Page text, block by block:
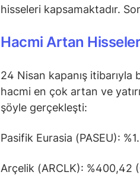
hisseleri kapsamaktadır.
Hacmi Artan Hisseler
24 Nisan kapanış itibarıyla
hacmi en çok artan ve
şöyle gerçekleşti:
Pasifik Eurasia (PASEU):
Arçelik (ARCLK): %400,42